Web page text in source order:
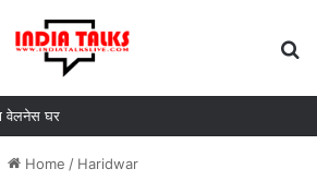
वेलनेस घर
Home / Haridwar